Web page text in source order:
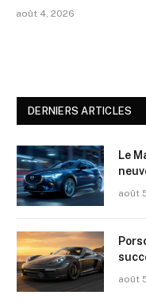
août 4, 2026
DERNIERS ARTICLES
Le
août
août